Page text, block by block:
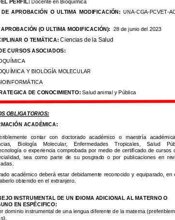
APROBACIÓN  O  ULTIMA  MODIFICACIÓN:
APROBACIÓN (O ULTIMA MODIFICACIÓN):
Y BIOLOGÍA MOLECULAR
DE CONOCIMIENT
ACADÉMICA:
Biología    Molecular,    Enfermedades    Tropicales,    Salud    Pública,
o experiencia comprobada por medio de certificado de cursos de
sea  como  parte  de  su  posgrado  o  por
publicaciones  en
académico deberá  estar  debidamente  reconocido  y equiparado,  en caso
obtenido en el extranjero.
dominio instrumental de una lengua diferente de la materna (preferiblemente
).
PERFIL: Docente en Bioquímica
DE  APROBACIÓN  O  ULTIMA  MODIFICACIÓN: UNA-CGA-PCVET-
APROBACIÓN (O ULTIMA MODIFICACIÓN):
28 de junio del 2023
O TEMÁTICA: Ciencias de la Salud
CURSOS ASOCIADOS:
Y BIOLOGÍA MOLECULAR
DE CONOCIMIENTO: Salud animal y Pública
OBLIGATORIOS:
MACIÓN ACADÉMICA:
contar   con
doctorado   académico   o   maestría
Biología    Molecular,    Enfermedades    Tropicales,    Salud
o experiencia comprobada por medio de certificado de cursos
sea  como  parte  de  su  posgrado  o  por publicaciones  en
académico deberá  estar  debidamente  reconocido  y equiparado,  en
obtenido en el extranjero.
INSTRUMENTAL DE UN IDIOMA ADICIONAL AL MATERNO O
EN ESPÉCIFICO:
dominio instrumental de una lengua diferente de la materna
).